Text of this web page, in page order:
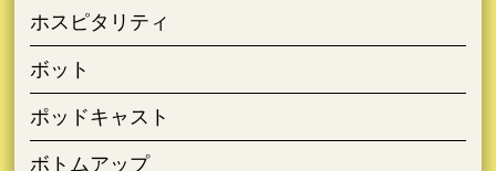
ホスピタリティ
ボット
ポッドキャスト
ボトムアップ